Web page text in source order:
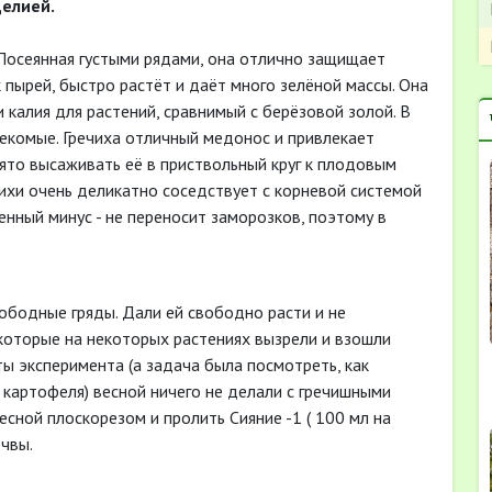
густыми рядами, она отлично защищает
быстро растёт и даёт много зелёной массы. Она
для растений, сравнимый с берёзовой золой. В
Гречиха отличный медонос и привлекает
высаживать её в приствольный круг к плодовым
очень деликатно соседствует с корневой системой
минус - не переносит заморозков, поэтому в
гряды. Дали ей свободно расти и не
на некоторых растениях вызрели и взошли
(а задача была посмотреть, как
весной ничего не делали с гречишными
плоскорезом и пролить Сияние -1 ( 100 мл на